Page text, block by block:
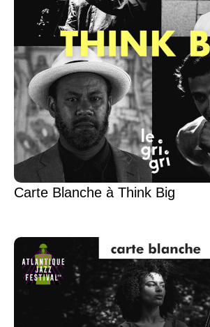
Carte Blanche à Think Big